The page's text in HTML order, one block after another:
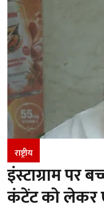
राष्ट्रीय
इंस्टाग्राम पर
कंटेंट को लेकर